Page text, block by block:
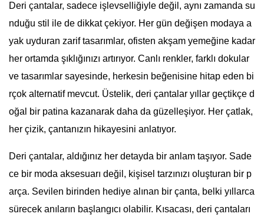
Deri çantalar, sadece işlevselliğiyle değil, aynı zamanda su
nduğu stil ile de dikkat çekiyor. Her gün değişen modaya a
yak uyduran zarif tasarımlar, ofisten akşam yemeğine kadar
her ortamda şıklığınızı artırıyor. Canlı renkler, farklı dokular
ve tasarımlar sayesinde, herkesin beğenisine hitap eden bi
rçok alternatif mevcut. Üstelik, deri çantalar yıllar geçtikçe d
oğal bir patina kazanarak daha da güzelleşiyor. Her çatlak,
her çizik, çantanızın hikayesini anlatıyor.
Deri çantalar, aldığınız her detayda bir anlam taşıyor. Sade
ce bir moda aksesuarı değil, kişisel tarzınızı oluşturan bir p
arça. Sevilen birinden hediye alınan bir çanta, belki yıllarca
sürecek anıların başlangıcı olabilir. Kısacası, deri çantaları